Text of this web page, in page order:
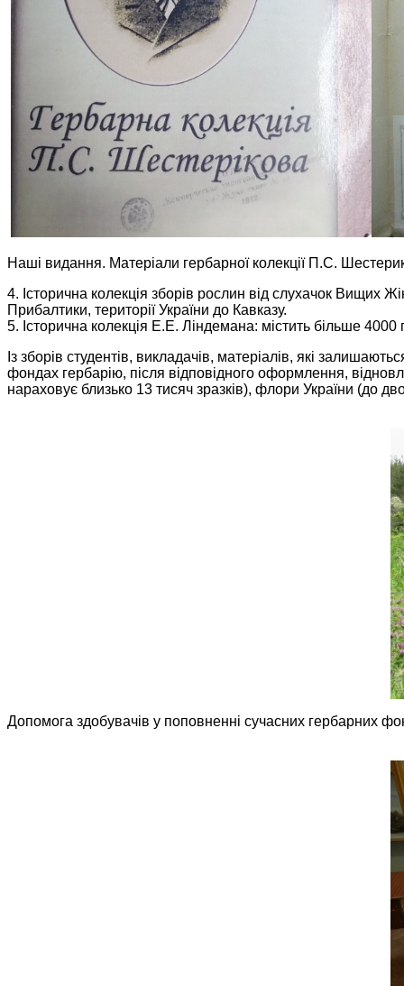
Наші видання. Матеріали гербарної колекції П.С.
4. Історична колекція зборів рослин від слухачок Вищих
Прибалтики, території України до Кавказу.
5. Історична колекція Е.Е. Ліндемана: містить більше 4000
Із зборів студентів, викладачів, матеріалів, які
фондах гербарію, після відповідного оформлення,
нараховує близько 13 тисяч зразків), флори України (до
Допомога здобувачів у поповненні сучасних гербарних